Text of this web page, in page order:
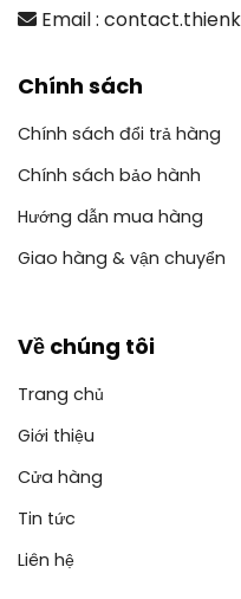
Email :
Chính sách
Chính sách đổi trả hàng
Chính sách bảo hành
Hướng dẫn mua hàng
Giao hàng & vận chuyển
Về chúng tôi
Trang chủ
Giới thiệu
Cửa hàng
Tin tức
Liên hệ